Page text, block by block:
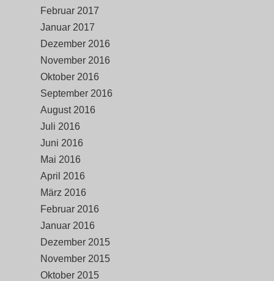
Februar 2017
Januar 2017
Dezember 2016
November 2016
Oktober 2016
September 2016
August 2016
Juli 2016
Juni 2016
Mai 2016
April 2016
März 2016
Februar 2016
Januar 2016
Dezember 2015
November 2015
Oktober 2015